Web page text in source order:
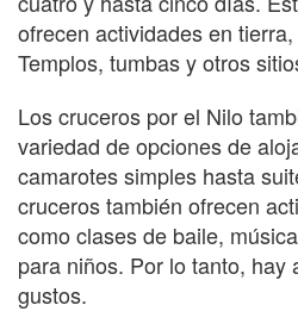
ofrecen actividades en
Templos, tumbas y otros
Los cruceros por el Nilo
variedad de opciones de
camarotes simples hasta
cruceros también ofrecen
como clases de baile,
para niños. Por lo tanto, hay
gustos.